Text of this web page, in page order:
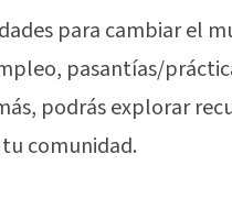
para cambiar el
pasantías/
podrás explorar
comunidad.